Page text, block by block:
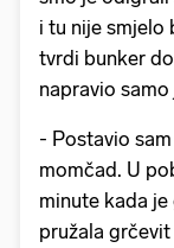
i tu nije smjelo
tvrdi bunker
napravio
- Postavio
momčad. U
minute kada
pružala